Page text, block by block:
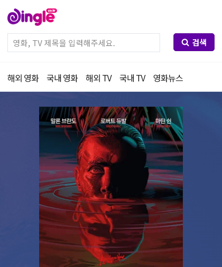
검색
해외 영화 국내 영화 해외 TV 국내 TV 영화뉴스